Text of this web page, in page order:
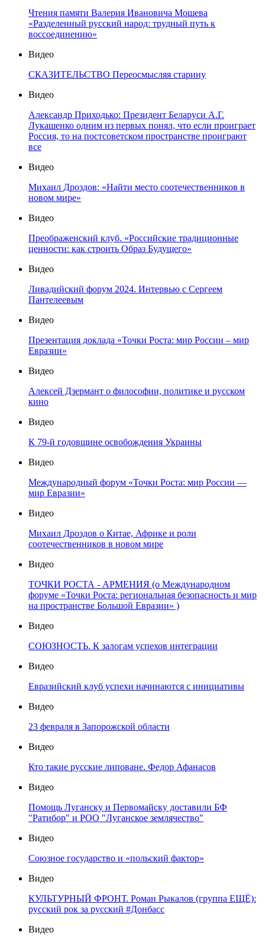
Чтения памяти Валерия Ивановича Мошева
«Разделенный русский народ: трудный путь к
воссоединению»
Видео
СКАЗИТЕЛЬСТВО Переосмысляя старину
Видео
Александр Приходько: Президент Беларуси А.Г.
Лукашенко одним из первых понял, что если проиграет
Россия, то на постсоветском пространстве проиграют
все
Видео
Михаил Дроздов: «Найти место соотечественников в
новом мире»
Видео
Преображенский клуб. «Российские традиционные
ценности: как строить Образ Будущего»
Видео
Ливадийский форум 2024. Интервью с Сергеем
Пантелеевым
Видео
Презентация доклада «Точки Роста: мир России – мир
Евразии»
Видео
Алексей Дзермант о философии, политике и русском
кино
Видео
К 79-й годовщине освобождения Украины
Видео
Международный форум «Точки Роста: мир России —
мир Евразии»
Видео
Михаил Дроздов о Китае, Африке и роли
соотечественников в новом мире
Видео
ТОЧКИ РОСТА - АРМЕНИЯ (о Международном
форуме «Точки Роста: региональная безопасность и мир
на пространстве Большой Евразии» )
Видео
СОЮЗНОСТЬ. К залогам успехов интеграции
Видео
Евразийский клуб успехи начинаются с инициативы
Видео
23 февраля в Запорожской области
Видео
Кто такие русские липоване. Федор Афанасов
Видео
Помощь Луганску и Первомайску доставили БФ
"Ратибор" и РОО "Луганское землячество"
Видео
Союзное государство и «польский фактор»
Видео
КУЛЬТУРНЫЙ ФРОНТ. Роман Рыкалов (группа ЕЩЁ):
русский рок за русский #Донбасс
Видео